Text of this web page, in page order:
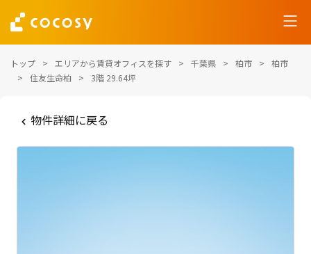
トップ エリアから賃貸オフィスを探す 千葉県 柏市
柏市
住友生命柏
3階 29.64坪
物件詳細に戻る